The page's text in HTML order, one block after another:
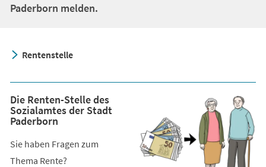
Paderborn melden.
Rentenstelle
Die Renten-Stelle des
Sozialamtes der Stadt
Paderborn
Sie haben Fragen zum
Thema Rente?